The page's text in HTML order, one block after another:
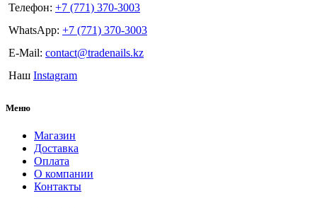
Телефон: +7 (771) 370-3003
WhatsApp: +7 (771) 370-3003
E-Mail: contact@tradenails.kz
Наш Instagram
Меню
Магазин
Доставка
Оплата
О компании
Контакты